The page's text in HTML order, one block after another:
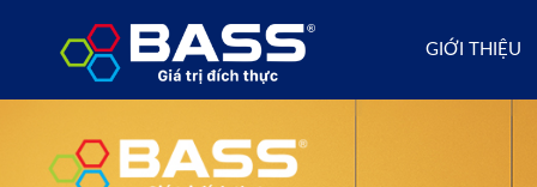
GIỚI THIỆU